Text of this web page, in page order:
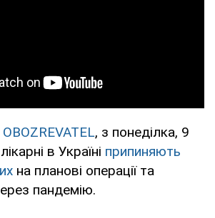
OBOZREVATEL, з понеділка, 9
в Україні припиняють
на планові операції та
пандемію.